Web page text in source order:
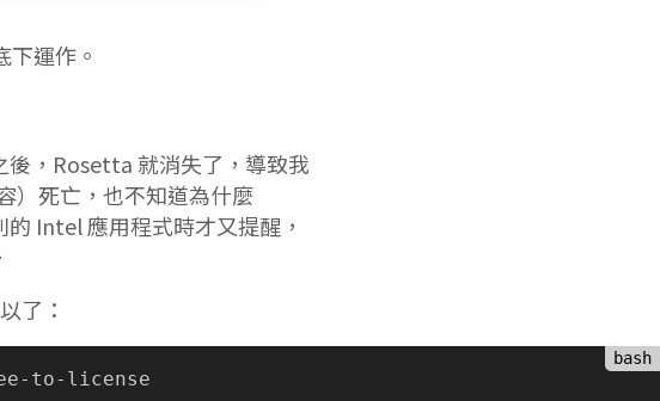
運作。
後，Rosetta 就消失了，導致我
）死亡，也不知道為什麼
Intel 應用程式時才又提醒，
了：